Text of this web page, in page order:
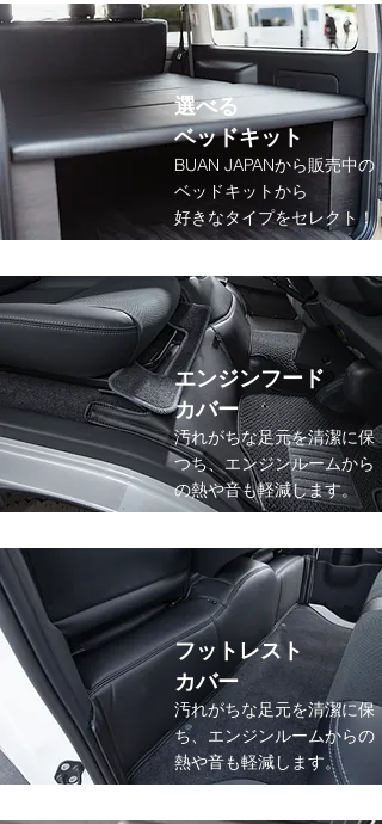
選べる
​ベッドキット
BUAN JAPANから販売中の
ベッドキットから
​好きなタイプをセレクト！
エンジンフード
​カバー
​汚れがちな足元を清潔に保
つち、エンジンルームから
の熱や音も軽減します。
フットレスト
カバー
​汚れがちな足元を清潔に保
ち、エンジンルームからの
熱や音も軽減します。